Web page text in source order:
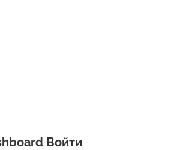
Войти